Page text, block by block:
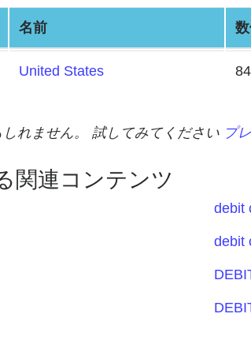
名前
United States
れません。 試してみてください プ
関連コンテンツ
debit
debit